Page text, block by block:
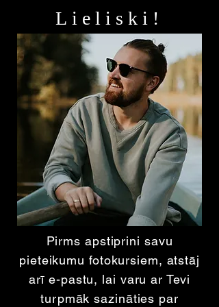
Lieliski!
Pirms apstiprini savu
pieteikumu fotokursiem, atstāj
arī e-pastu, lai varu ar Tevi
turpmāk sazināties par